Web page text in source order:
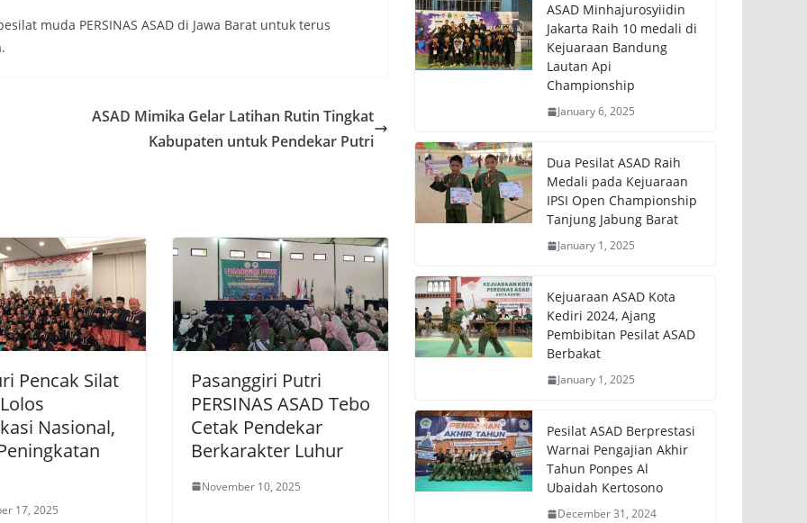
muda PERSINAS ASAD di Jawa Barat untuk terus
ASAD Mimika Gelar Latihan Rutin Tingkat
Kabupaten untuk Pendekar Putri
Pencak Silat
Nasional,
17, 2025
Pasanggiri Putri
PERSINAS ASAD Tebo
Cetak Pendekar
Berkarakter Luhur
November 10, 2025
ASAD Minhajurosyiidin
Jakarta Raih 10 medali di
Kejuaraan Bandung
Lautan Api
Championship
January 6, 2025
Dua Pesilat ASAD Raih
Medali pada Kejuaraan
IPSI Open Championship
Tanjung Jabung Barat
January 1, 2025
Kejuaraan ASAD Kota
Kediri 2024, Ajang
Pembibitan Pesilat ASAD
Berbakat
January 1, 2025
Pesilat ASAD Berprestasi
Warnai Pengajian Akhir
Tahun Ponpes Al
Ubaidah Kertosono
December 31, 2024